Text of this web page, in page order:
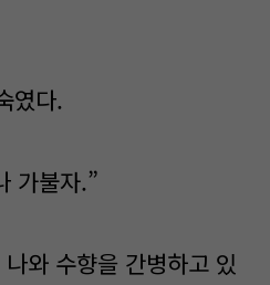
였다.
가불자.”
와 수향을 간병하고 있